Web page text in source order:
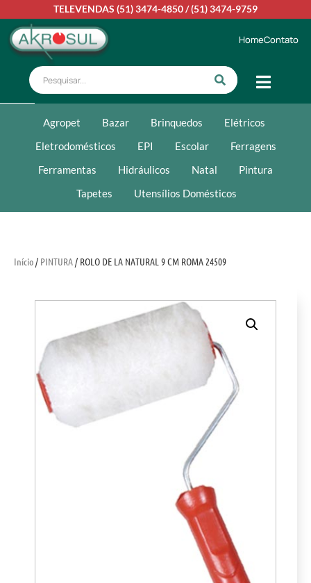
TELEVENDAS (51) 3474-4850/(51) 3474-9759
HomeContato
Agropet Bazar Brinquedos
Elétricos
Eletrodomésticos
EPI Escolar
Ferragens
Ferramentas
Hidráulicos Natal
Pintura
Tapetes
Utensílios Domésticos
Início/ PINTURA/ ROLO DE LA NATURAL 9 CM ROMA 24509